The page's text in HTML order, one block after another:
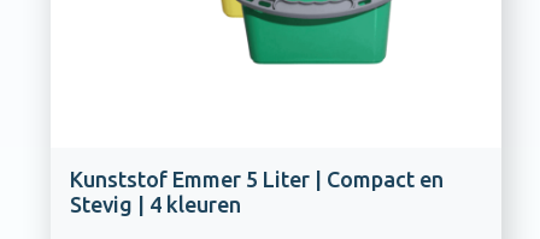
Kunststof Emmer 5 Liter | Compact en
Stevig | 4 kleuren